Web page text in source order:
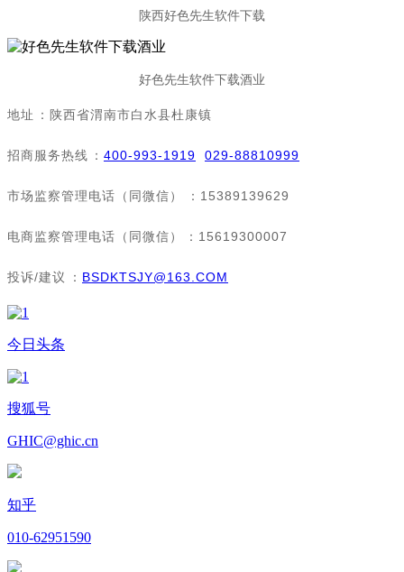
陕西好色先生软件下载
好色先生软件下载酒业
地址：陕西省渭南市白水县杜康镇
招商服务热线： 400-993-1919 029-88810999
市场监察管理电话（同微信）：15389139629
电商监察管理电话（同微信）：15619300007
投诉/建议： BSDKTSJY@163.COM
今日头条
搜狐号
GHIC@ghic.cn
知乎
010-62951590